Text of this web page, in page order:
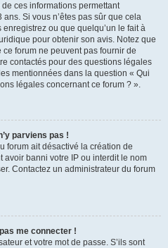
ces informations permettant
Si vous n’êtes pas sûr que cela
ou que quelqu’un le fait à
pour obtenir son avis. Notez que
forum ne peuvent pas fournir de
contactés pour des questions légales
mentionnées dans la question « Qui
légales concernant ce forum ? ».
parviens pas !
forum ait désactivé la création de
avoir banni votre IP ou interdit le nom
Contactez un administrateur du forum
me connecter !
et votre mot de passe. S’ils sont